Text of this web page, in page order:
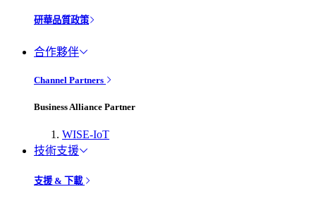
研華品質政策
合作夥伴
Channel Partners
Business Alliance Partner
WISE-IoT
技術支援
支援 & 下載